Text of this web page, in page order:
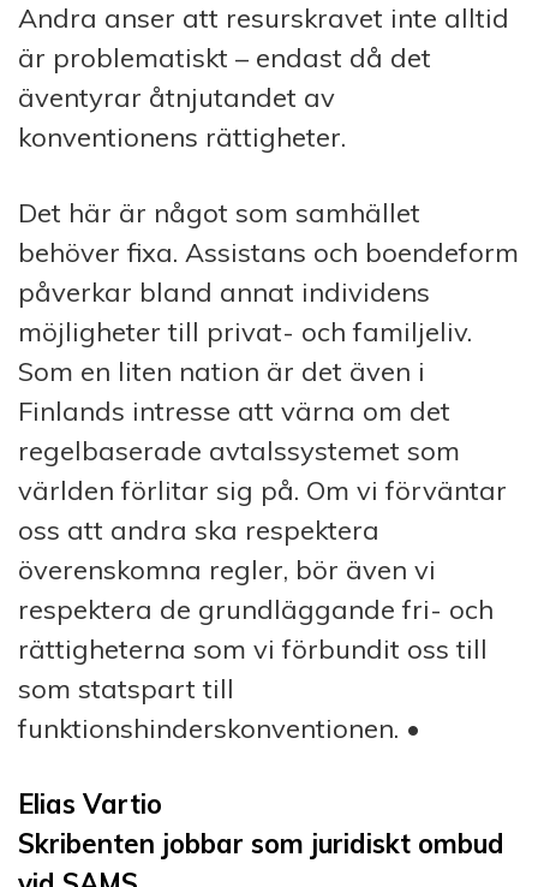
Andra anser att resurskravet inte alltid
är problematiskt – endast då det
äventyrar åtnjutandet av
konventionens rättigheter.
Det här är något som samhället
behöver fixa. Assistans och boendeform
påverkar bland annat individens
möjligheter till privat- och familjeliv.
Som en liten nation är det även i
Finlands intresse att värna om det
regelbaserade avtalssystemet som
världen förlitar sig på. Om vi förväntar
oss att andra ska respektera
överenskomna regler, bör även vi
respektera de grundläggande fri- och
rättigheterna som vi förbundit oss till
som statspart till
funktionshinderskonventionen. •
Elias Vartio
Skribenten jobbar som juridiskt ombud